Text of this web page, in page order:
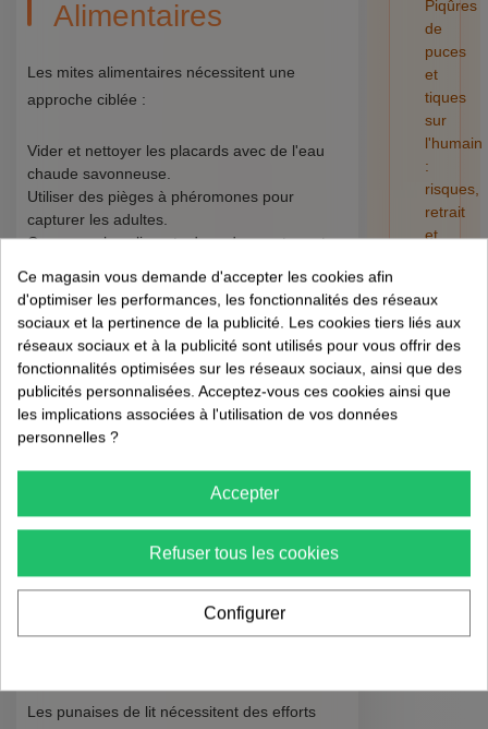
Alimentaires
Les mites alimentaires nécessitent une
approche ciblée :
Vider et nettoyer les placards avec de l'eau
chaude savonneuse.
Utiliser des pièges à phéromones pour
capturer les adultes.
Conserver les aliments dans des contenants
Contrôle des
Lépismes
Pour lutter contre les lépismes :
Réduire l'humidité dans les zones infestées.
Utiliser des pièges collants spécifiques aux
lépismes.
Éradiquer les
Les punaises de lit nécessitent des efforts
Piqûres
de
puces
et
tiques
sur
l'humain
:
risques,
retrait
et
Ce magasin vous demande d'accepter les cookies afin
d'optimiser les performances, les fonctionnalités des réseaux
sociaux et la pertinence de la publicité. Les cookies tiers liés aux
réseaux sociaux et à la publicité sont utilisés pour vous offrir des
fonctionnalités optimisées sur les réseaux sociaux, ainsi que des
publicités personnalisées. Acceptez-vous ces cookies ainsi que
les implications associées à l'utilisation de vos données
personnelles ?
Accepter
Refuser tous les cookies
Configurer